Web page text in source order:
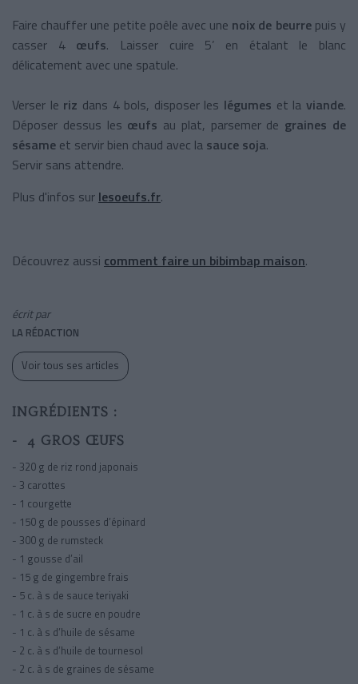
Faire chauffer une petite poêle avec une noix de beurrepuis y
casser 4 œufs. Laisser cuire 5’ en étalant le blanc
délicatement avec une spatule.
Verser le riz dans 4 bols, disposer les légumes et laviande.
Déposer dessus les œufs au plat, parsemer de graines de
sésame et servir bien chaud avec la sauce soja.
Servir sans attendre.
Plus d'infos sur lesoeufs.fr.
Découvrez aussi comment faire un bibimbap maison.
écrit par
LA RÉDACTION
Voir tous ses articles
INGRÉDIENTS :
- 4 GROS ŒUFS
- 320 g de riz rond japonais
- 3 carottes
- 1 courgette
- 150 g de pousses d’épinard
- 300 g de rumsteck
- 1 gousse d’ail
- 15 g de gingembre frais
- 5 c. à s de sauce teriyaki
- 1 c. à s de sucre en poudre
- 1 c. à s d’huile de sésame
- 2 c. à s d’huile de tournesol
- 2 c. à s de graines de sésame